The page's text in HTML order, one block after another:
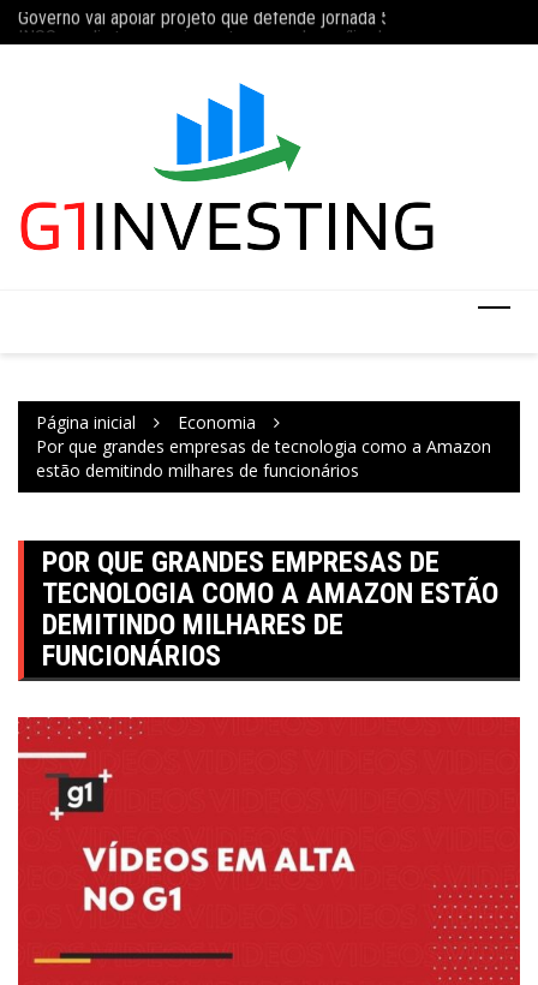
paraINSS amplia temporariamente prazo de auxílio-doença sem perícia;
Página inicial
Economia
Por que grandes empresas de tecnologia como a Amazon
estão demitindo milhares de funcionários
POR QUE GRANDES EMPRESAS DE
TECNOLOGIA COMO A AMAZON ESTÃO
DEMITINDO MILHARES DE
FUNCIONÁRIOS